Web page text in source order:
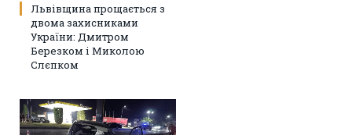
Львівщина прощається з
двома захисниками
України: Дмитром
Березком і Миколою
Слєпком